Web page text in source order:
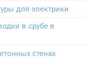
для электрики
в срубе в
стенах